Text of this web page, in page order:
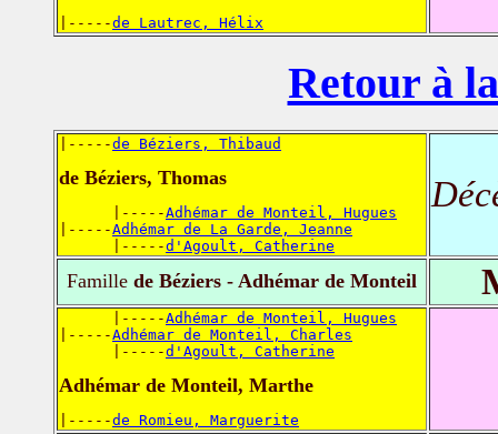
|-----de Lautrec, Hélix
Retour à
|-----de Béziers, Thibaud
de Béziers, Thomas
      |-----
Adhémar de Monteil, Hugues
|-----Adhémar de La Garde, Jeanne
      |-----
d'Agoult, Catherine
Famille de Béziers - Adhémar de Monteil
      |-----
Adhémar de Monteil, Hugues
|-----Adhémar de Monteil, Charles
      |-----
d'Agoult, Catherine
Adhémar de Monteil, Marthe
|-----de Romieu, Marguerite